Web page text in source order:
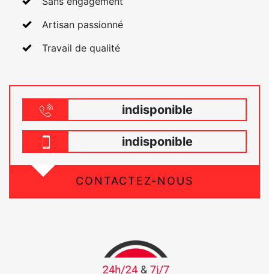
Artisan passionné
Travail de qualité
indisponible
indisponible
CONTACTEZ-NOUS